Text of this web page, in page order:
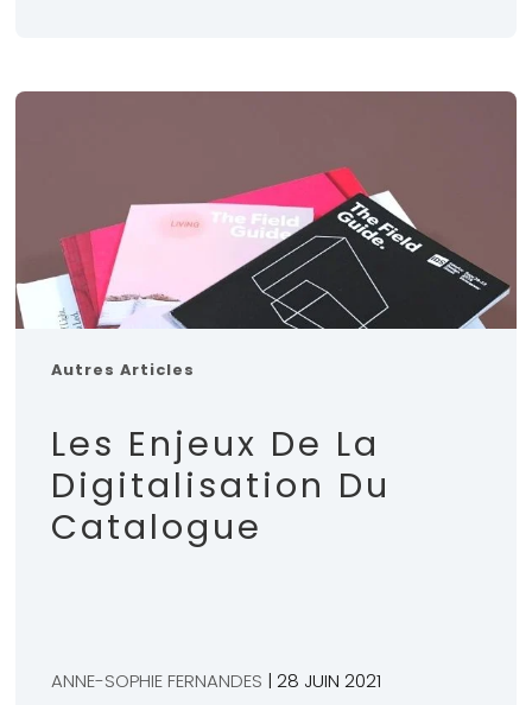
Autres Articles
Les Enjeux De La
Digitalisation Du
Catalogue
ANNE-SOPHIE FERNANDES | 28 JUIN 2021